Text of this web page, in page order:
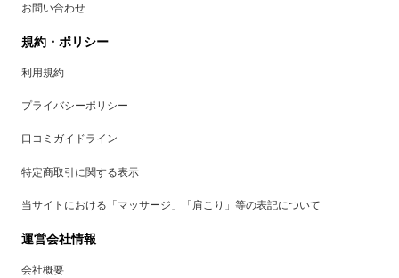
お問い合わせ
規約・ポリシー
利用規約
プライバシーポリシー
口コミガイドライン
特定商取引に関する表示
当サイトにおける「マッサージ」「肩こり」等の表記について
運営会社情報
会社概要